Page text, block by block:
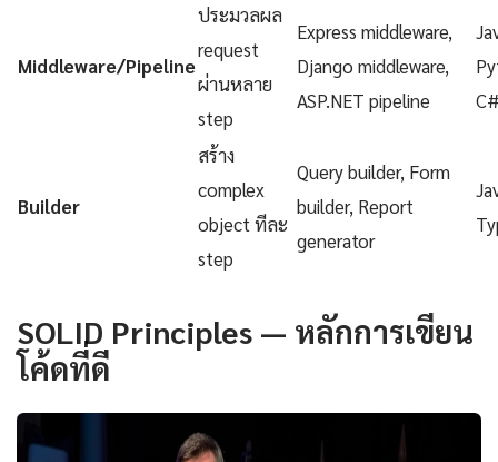
Middleware/Pipeline
ประมวลผล
request
ผ่านหลาย
step
Express middleware,
Django middleware,
ASP.NET pipeline
Builder
สร้าง
complex
object ทีละ
step
Query builder, Form
builder, Report
generator
SOLID Principles — หลักการเขียน
โค้ดที่ดี